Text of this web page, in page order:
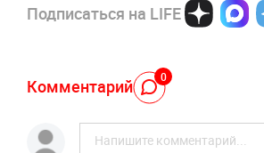
Подписаться на LIFE
Комментарий 0